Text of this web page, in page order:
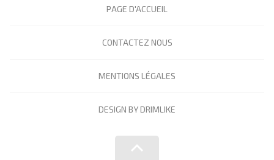
PAGE D'ACCUEIL
CONTACTEZ NOUS
MENTIONS LÉGALES
DESIGN BY DRIMLIKE